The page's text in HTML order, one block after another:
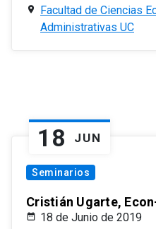
Facultad de Ciencias
Administrativas UC
18 JUN
Seminarios
Cristián Ugarte,
18 de Junio de 2019